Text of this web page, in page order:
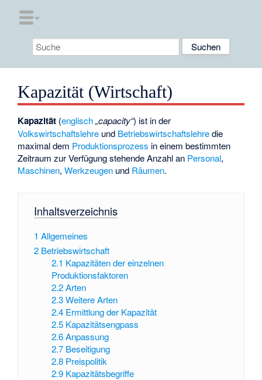
Kapazität (Wirtschaft)
Kapazität (englisch „capacity“) ist in der
Volkswirtschaftslehre und Betriebswirtschaftslehredie
maximal dem Produktionsprozess in einem bestimmten
Zeitraum zur Verfügung stehende Anzahl an Personal,
Maschinen,Werkzeugen und Räumen.
Inhaltsverzeichnis
1 Allgemeines
2 Betriebswirtschaft
2.1 Kapazitäten der einzelnen
Produktionsfaktoren
2.2 Arten
2.3 Weitere Arten
2.4 Ermittlung der Kapazität
2.5 Kapazitätsengpass
2.6 Anpassung
2.7 Beseitigung
2.8 Preispolitik
2.9 Kapazitätsbegriffe